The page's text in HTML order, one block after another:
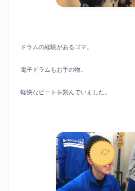
ドラムの経験があるゴマ。
電子ドラムもお手の物。
軽快なビートを刻んでいました。